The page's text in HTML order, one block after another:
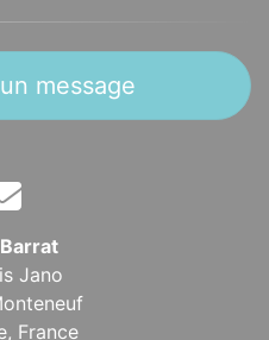
message
Jano
France